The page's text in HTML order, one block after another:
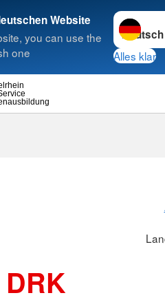
Website
you can use the
one
Sprache
Alles klar
Suche